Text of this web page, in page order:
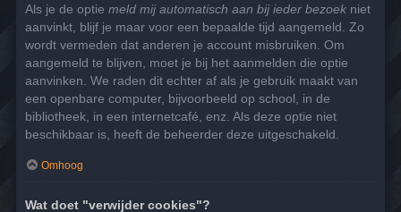
Als je de optie meld mij automatisch aan bij ieder bezoek niet
aanvinkt, blijf je maar voor een bepaalde tijd aangemeld. Zo
wordt vermeden dat anderen je account misbruiken. Om
aangemeld te blijven, moet je bij het aanmelden die optie
aanvinken. We raden dit echter af als je gebruik maakt van
een openbare computer, bijvoorbeeld op school, in de
bibliotheek, in een internetcafé, enz. Als deze optie niet
beschikbaar is, heeft de beheerder deze uitgeschakeld.
Omhoog
Wat doet "verwijder cookies"?